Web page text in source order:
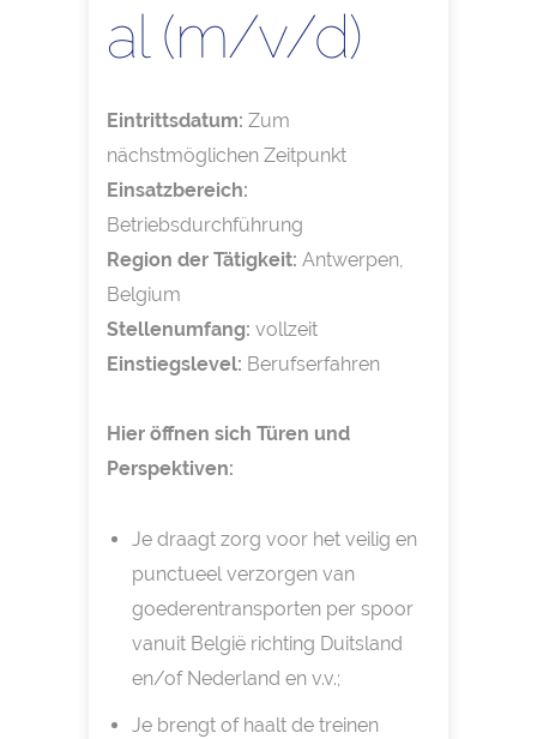
al (m/v/d)
Eintrittsdatum: Zum
nächstmöglichen Zeitpunkt
Einsatzbereich:
Betriebsdurchführung
Region der Tätigkeit: Antwerpen,
Belgium
Stellenumfang: vollzeit
Einstiegslevel: Berufserfahren
Hier öffnen sich Türen und
Perspektiven:
Je draagt zorg voor het veilig en
punctueel verzorgen van
goederentransporten per spoor
vanuit België richting Duitsland
en/of Nederland en v.v.;
Je brengt of haalt de treinen